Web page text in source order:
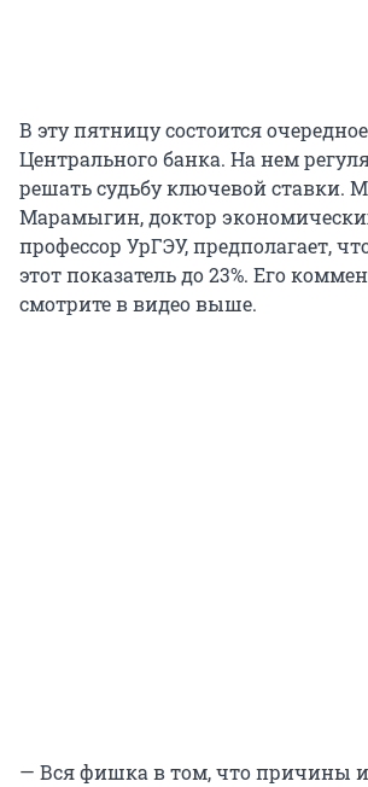
В эту пятницу состоится
Центрального банка. На нем
решать судьбу ключевой ставки.
Марамыгин, доктор
профессор УрГЭУ, предполагает,
этот показатель до 23%. Его
смотрите в видео выше.
— Вся фишка в том, что причины